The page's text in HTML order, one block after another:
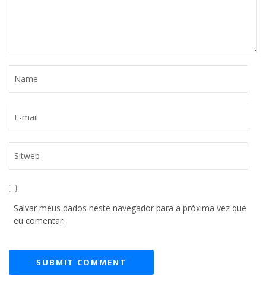
Salvar meus dados neste navegador para a próxima vez que
eu comentar.